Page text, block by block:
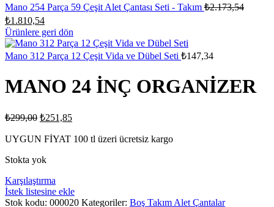
Mano 254 Parça 59 Çeşit Alet Çantası Seti - Takım ₺2.173,54
₺1.810,54
andaki
fiyat:
₺1.810,54.
Ürünlere geri dön
Mano 312 Parça 12 Çeşit Vida ve Dübel Seti ₺147,34
MANO 24 İNÇ ORGANİZER
₺299,00 Orijinal
₺299,00.
₺251,85Şu
fiyat:
UYGUN FİYAT 100 tl üzeri ücretsiz kargo
Stokta yok
Karşılaştırma
İstek listesine ekle
Stok kodu: 000020 Kategoriler: Boş Takım Alet Çantalar